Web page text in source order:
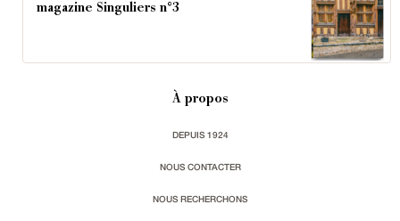
magazine Singuliers n°3
À propos
DEPUIS 1924
NOUS CONTACTER
NOUS RECHERCHONS